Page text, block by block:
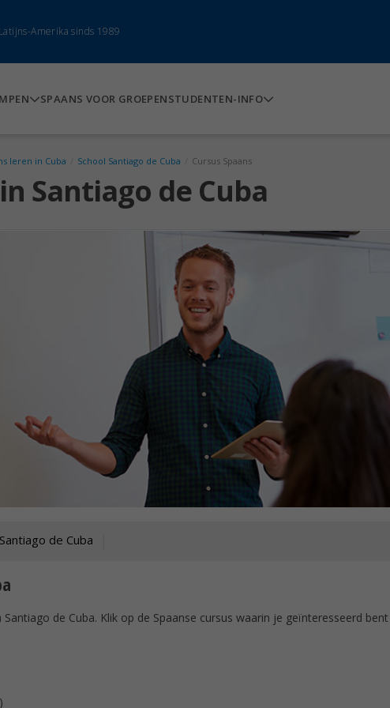
Amerika sinds 1989
SPAANS VOOR GROEPENSTUDENTEN-INFO
leren in Cuba School Santiago de Cuba Cursus Spaans
Santiago de Cuba
de Cuba
de Cuba. Klik op de Spaanse cursus waarin je geïnteresseerd